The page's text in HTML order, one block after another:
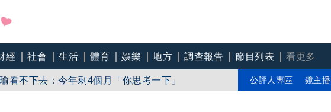
經 社會 生活 體育 娛樂 地方 調查報告 節目列表 看更多
材砸12億升級窯線抗房市寒冬 盼政府帶頭鼓勵綠建材
不下去：今年剩4個月「你思考一下」
公評人專區 鏡主播